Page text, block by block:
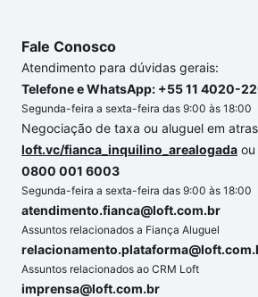
Fale Conosco
Atendimento para dúvidas gerais:
Telefone e WhatsApp: +55 11 4020-
Segunda-feira a sexta-feira das 9:00 às 18:00
Negociação de taxa ou aluguel em
loft.vc/fianca_inquilino_arealogada
0800 001 6003
Segunda-feira a sexta-feira das 9:00 às 18:00
atendimento.fianca@loft.com.br
Assuntos relacionados a Fiança Aluguel
Assuntos relacionados ao CRM Loft
imprensa@loft.com.br